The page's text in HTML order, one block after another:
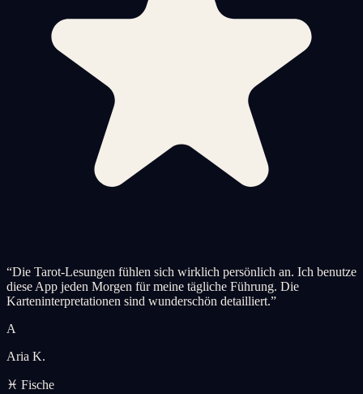
“Die Tarot-Lesungen fühlen sich wirklich persönlich an. Ich benutze
diese App jeden Morgen für meine tägliche Führung. Die
Karteninterpretationen sind wunderschön detailliert.”
A
Aria K.
♓ Fische